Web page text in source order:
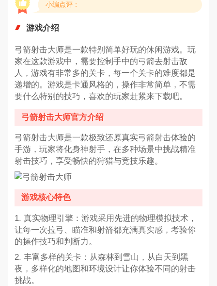
小编点评：
游戏介绍
弓箭射击大师是一款特别简单好玩的休闲游戏。玩
家在这款游戏中，需要控制手中的弓箭去射击敌
人，游戏有非常多的关卡，每一个关卡的难度都是
递增的。游戏是卡通风格的，操作非常简单，不需
要什么特别的技巧，喜欢的玩家赶紧来下载吧。
弓箭射击大师官方介绍
弓箭射击大师是一款极致还原真实弓箭射击体验的
手游，玩家将化身神射手，在多种场景中挑战精准
射击技巧，享受畅快的狩猎与竞技乐趣。
游戏核心特色
1. 真实物理引擎：游戏采用先进的物理模拟技术，
让每一次拉弓、瞄准和射箭都充满真实感，考验你
的操作技巧和判断力。
2. 丰富多样的关卡：从森林到雪山，从白天到黑
夜，多样化的地图和环境设计让你体验不同的射击
挑战。